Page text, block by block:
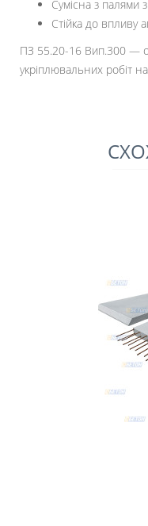
Сумісна з палями
Стійка до впливу
ПЗ 55.20-16 Вип.300 —
укріплювальних робіт